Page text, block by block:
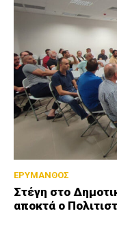
ΕΡΥΜΑΝΘΟΣ
Στέγη στο
αποκτά ο